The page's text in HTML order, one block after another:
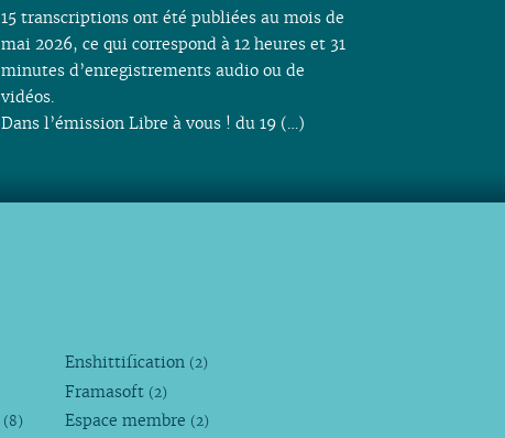
15 transcriptions ont été publiées au mois de
mai 2026, ce qui correspond à 12 heures et 31
minutes d’enregistrements audio ou de
vidéos.
Dans l’émission Libre à vous ! du 19 (…)
(8)
Enshittification (2)
Framasoft (2)
Espace membre (2)